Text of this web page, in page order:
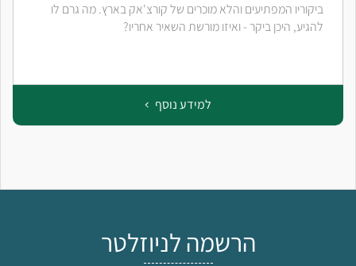
ביקוריו המפתיעים והלא מוכרים של קורצ'אק בארץ. מה גרם לו
להגיע, היכן ביקר - ואיזו מורשת השאיר אחריו?
למידע נוסף
הרשמה לניוזלטר